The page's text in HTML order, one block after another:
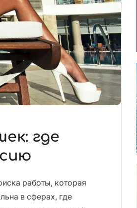
где
работы, которая
в сферах, где